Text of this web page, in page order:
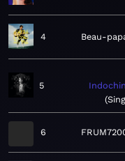
4 Beau-
5
6